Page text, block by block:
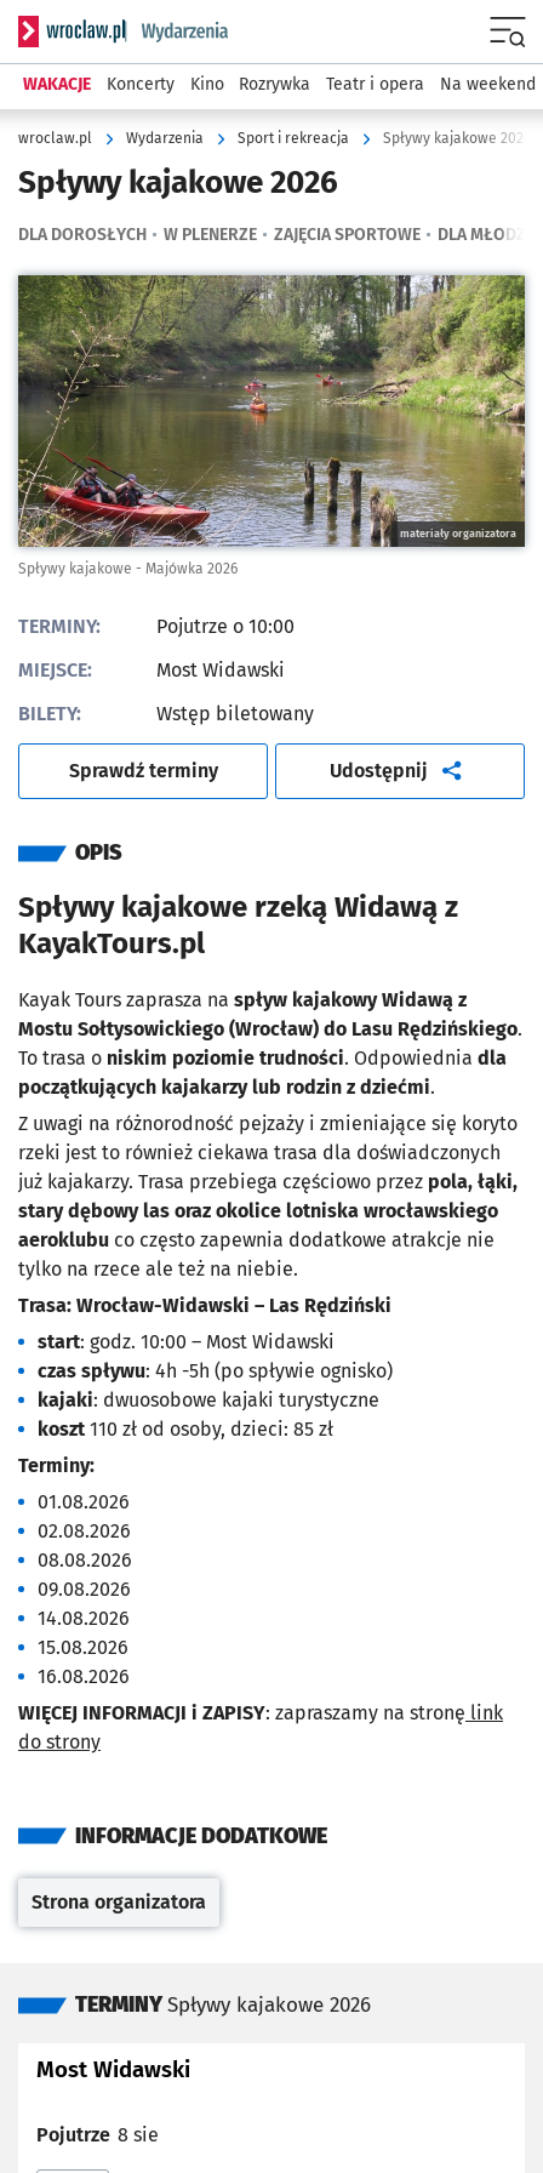
Serwis informacyjny wroclaw.pl podserwis: Wydarzenia
WAKACJE Koncerty Kino Rozrywka Teatr i opera Na weekend
wroclaw.pl Wydarzenia Sport i rekreacja Spływy kajakowe 2026
Spływy kajakowe 2026
DLA DOROSŁYCH W PLENERZE ZAJĘCIA SPORTOWE DLA
Kliknij, aby powiększyć
materiały organizatora
Spływy kajakowe - Majówka 2026
TERMINY:
Pojutrze o 10:00
MIEJSCE:
Most Widawski
BILETY:
Wstęp biletowany
Sprawdź terminy Udostępnij artykuł
OPIS
Spływy kajakowe rzeką Widawą z
KayakTours.pl
Kayak Tours zaprasza na spływ kajakowy Widawą z
Mostu Sołtysowickiego (Wrocław) do Lasu Rędzińskiego.
To trasa o niskim poziomie trudności. Odpowiednia dla
początkujących kajakarzy lub rodzin z dziećmi.
Z uwagi na różnorodność pejzaży i zmieniające się koryto
rzeki jest to również ciekawa trasa dla doświadczonych
już kajakarzy. Trasa przebiega częściowo przez pola, łąki,
stary dębowy las oraz okolice lotniska wrocławskiego
aeroklubu co często zapewnia dodatkowe atrakcje nie
tylko na rzece ale też na niebie.
Trasa: Wrocław-Widawski – Las Rędziński
start: godz. 10:00 – Most Widawski
czas spływu: 4h -5h (po spływie ognisko)
kajaki: dwuosobowe kajaki turystyczne
koszt 110 zł od osoby, dzieci: 85 zł
Terminy:
01.08.2026
02.08.2026
08.08.2026
09.08.2026
14.08.2026
15.08.2026
16.08.2026
WIĘCEJ INFORMACJI i ZAPISY: zapraszamy na stronę link
do strony
INFORMACJE DODATKOWE
Otwiera się w nowej karcie
Strona organizatora
TERMINYSpływy kajakowe 2026
Most Widawski
Pojutrze 8 sie